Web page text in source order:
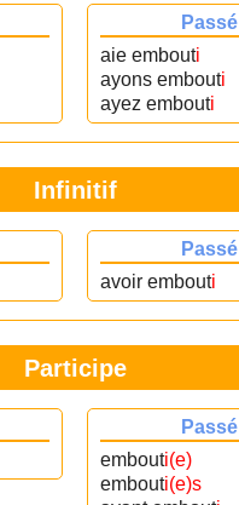
Passé
aie embouti
ayons embouti
ayez embouti
Infinitif
Passé
avoir embouti
Participe
Passé
embouti(e)
embouti(e)s